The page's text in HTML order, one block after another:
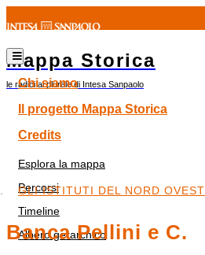
Mappa Storica
le radici al plurale di Intesa Sanpaolo
Chi siamo
Il progetto Mappa Storica
Credits
Esplora la mappa
Percorsi
Timeline
Albero gerarchico
GLI ISTITUTI DEL NORD OVEST
Banca Pellini e C.